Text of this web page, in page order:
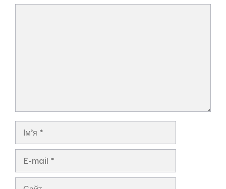
Ім’я
Сайт